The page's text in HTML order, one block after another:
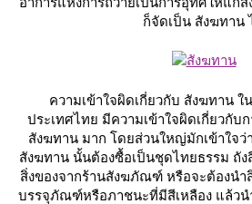
ก็จัดเป็น สังฆทาน
ความเข้าใจผิดเกี่ยวกับ สังฆทานน
ประเทศไทย มีความเข้าใจผิดเกี่ยวกั
สังฆทาน มาก โดยส่วนใหญ่มักเข้าใจ
สังฆทาน นั้นต้องซื้อเป็นชุดไทยธรรม ถัง
สิ่งของจากร้านสังฆภัณฑ์ หรือจะต้องนำ
บรรจุภัณฑ์หรือภาชนะที่มีสีเหลือง แล้วน